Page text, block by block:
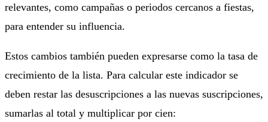
relevantes, como campañas o periodos cercanos a fiestas,
para entender su influencia.
Estos cambios también pueden expresarse como la tasa de
crecimiento de la lista. Para calcular este indicador se
deben restar las desuscripciones a las nuevas suscripciones,
sumarlas al total y multiplicar por cien: